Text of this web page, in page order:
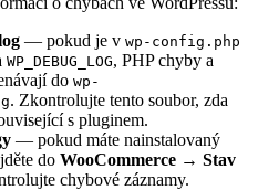
— pokud je v wp-config.php
WP_DEBUG_LOG, PHP chyby a
do wp-
. Zkontrolujte tento soubor, zda
s pluginem.
— pokud máte nainstalovaný
do WooCommerce → Stav
chybové záznamy.